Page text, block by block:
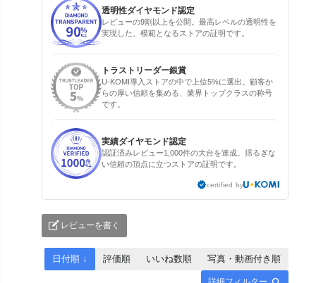
透明性ダイヤモンド認定
レビューの9割以上を公開。最高レベルの透明性を
実現した、模範となるストアの証明です。
トラストリーダー銀賞
U-KOMI導入ストアの中で上位5%に選出。顧客か
らの厚い信頼を集める、業界トップクラスの称号
です。
実績ダイヤモンド認定
認証済みレビュー1,000件の大台を達成。揺るぎな
い信頼の頂点に立つストアの証明です。
certified by
レビューを書く
日付順 ↓ 評価順 いいね数順 写真・動画付き順